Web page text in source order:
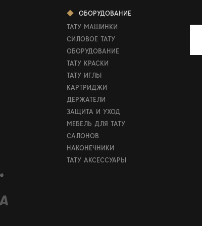
ОБОРУДОВАНИЕ
ТАТУ МАШИНКИ
СИЛОВОЕ ТАТУ
ОБОРУДОВАНИЕ
ТАТУ КРАСКИ
ТАТУ ИГЛЫ
КАРТРИДЖИ
ДЕРЖАТЕЛИ
ЗАЩИТА И УХОД
МЕБЕЛЬ ДЛЯ ТАТУ
САЛОНОВ
НАКОНЕЧНИКИ
ТАТУ АКСЕССУАРЫ